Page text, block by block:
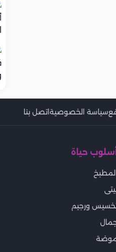
سياسة الخصوصيةاتصل بنا
حياة
ورجيم